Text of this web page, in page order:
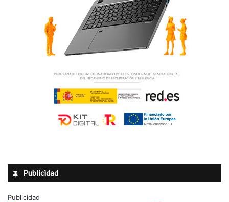
Publicidad
Publicidad